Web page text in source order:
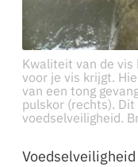
Kwaliteit van de vis
voor je vis krijgt.
van een tong
pulskor (rechts).
voedselveiligheid.